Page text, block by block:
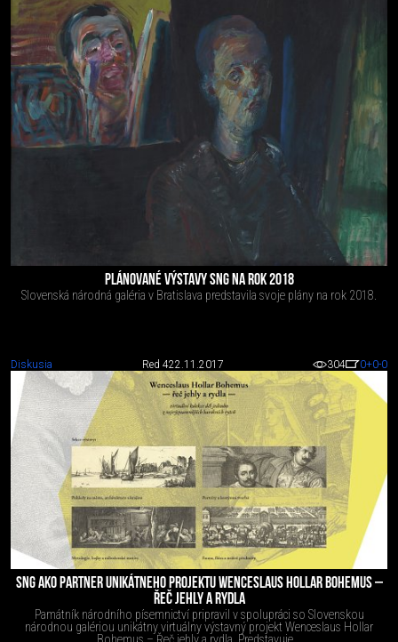
PLÁNOVANÉ VÝSTAVY SNG NA ROK 2018
Slovenská národná galéria v Bratislava predstavila svoje plány na rok 2018.
Diskusia Red 422.11.2017 304 0+0-0
SNG AKO PARTNER UNIKÁTNEHO PROJEKTU WENCESLAUS HOLLAR BOHEMUS –
ŘEČ JEHLY A RYDLA
Památník národního písemnictví pripravil v spolupráci so Slovenskou
národnou galériou unikátny virtuálny výstavný projekt Wenceslaus Hollar
Bohemus – Řeč jehly a rydla. Predstavuje...